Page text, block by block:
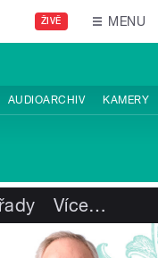
ŽIVĚ MENU
AUDIOARCHIV KAMERY
Více…